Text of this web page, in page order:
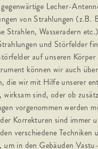
Lecher-
von Strahlungen (z.B.
Strahlen, Wasseradern
und Störfelder
auf unseren
können wir auch
die wir mit Hilfe unserer
wirksam sind, oder ob
vorgenommen werden
Korrekturen sind immer
verschiedene Techniken
um in den Gebäuden